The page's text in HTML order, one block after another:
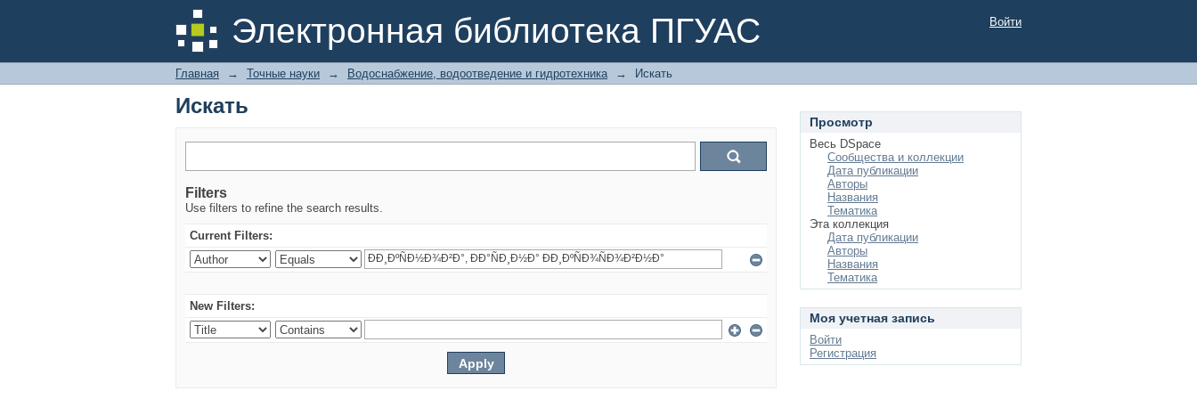
Электронная библиотека ПГУАС
Искать Войти
Главная → Точные науки → Водоснабжение, водоотведение и гидротехника → Искать
Искать
Filters
Use filters to refine the search results.
Current Filters:
New Filters:
Просмотр
Весь DSpace
Сообщества и коллекции
Дата публикации
Авторы
Названия
Тематика
Эта коллекция
Дата публикации
Авторы
Названия
Тематика
Моя учетная запись
Войти
Регистрация